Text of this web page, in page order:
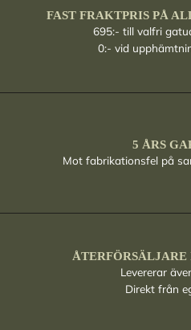
FAST FRAKTPRIS PÅ
695:- till valfri
0:- vid
5 ÅRS
Mot fabrikationsfel på
Levererar
Direkt från